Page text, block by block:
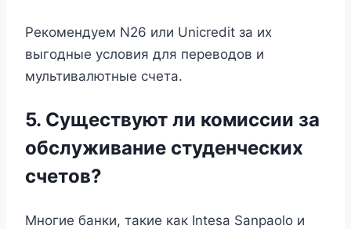
Рекомендуем N26 или Unicredit за их
выгодные условия для переводов и
мультивалютные счета.
5. Существуют ли комиссии за
обслуживание студенческих
счетов?
Многие банки, такие как Intesa Sanpaolo и